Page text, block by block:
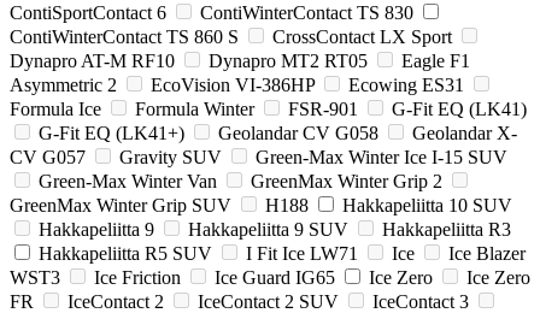
ContiSportContact 6
ContiWinterContact TS 830
ContiWinterContact TS 860 S
CrossContact LX Sport
Dynapro AT-M RF10
Dynapro MT2 RT05
Eagle F1
Asymmetric 2
EcoVision VI-386HP
Ecowing ES31
Formula Ice
Formula Winter FSR-901
G-Fit EQ (LK41)
G-Fit EQ (LK41+)
Geolandar CV G058
Geolandar X-
CV G057
Gravity SUV
Green-Max Winter Ice I-15 SUV
Green-Max Winter Van
GreenMax Winter Grip 2
GreenMax Winter Grip SUV
H188
Hakkapeliitta 10 SUV
Hakkapeliitta 9
Hakkapeliitta 9 SUV
Hakkapeliitta R3
Hakkapeliitta R5 SUV
I Fit Ice LW71 Ice
Ice Blazer
WST3
Ice Friction Ice Guard IG65 Ice Zero
Ice Zero
FR
IceContact 2 IceContact 2 SUV
IceContact 3